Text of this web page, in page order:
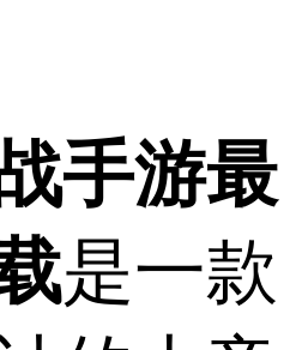
手游最
是一款